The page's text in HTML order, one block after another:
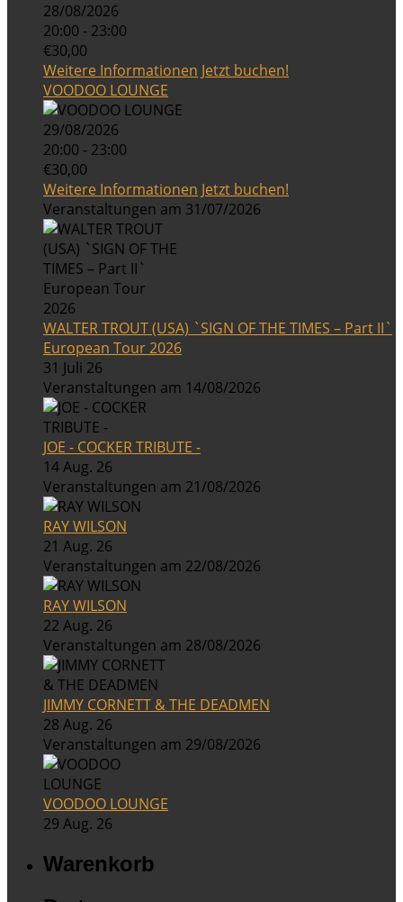
28/08/2026
20:00 - 23:00
€30,00
Weitere Informationen Jetzt buchen!
VOODOO LOUNGE
29/08/2026
20:00 - 23:00
€30,00
Weitere Informationen Jetzt buchen!
Veranstaltungen am 31/07/2026
WALTER TROUT (USA) `SIGN OF THE TIMES – Part II`
European Tour 2026
31 Juli 26
Veranstaltungen am 14/08/2026
JOE - COCKER TRIBUTE -
14 Aug. 26
Veranstaltungen am 21/08/2026
RAY WILSON
21 Aug. 26
Veranstaltungen am 22/08/2026
RAY WILSON
22 Aug. 26
Veranstaltungen am 28/08/2026
JIMMY CORNETT & THE DEADMEN
28 Aug. 26
Veranstaltungen am 29/08/2026
VOODOO LOUNGE
29 Aug. 26
Warenkorb